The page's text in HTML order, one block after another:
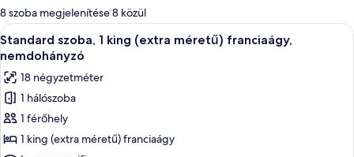
álló
szűrők
8 szoba megjelenítése 8 közül
A
következő
szoba
összes
képének
megtekintése:
Standard
Egy szállodai szoba, amelyben
6
Standard szoba, 1 king (extra méretű) franciaágy,
nemdohányzó
18 négyzetméter
1 hálószoba
1 férőhely
1 king (extra méretű) franciaágy